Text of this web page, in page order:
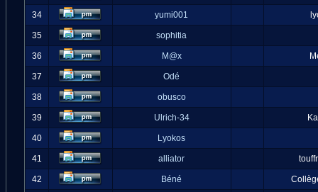
34 yumi001
35 sophitia
36 M@x
37 Odé
38 obusco
39 Ulrich-34
40 Lyokos
41 alliator
42 Béné